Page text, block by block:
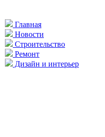
Главная
Новости
Строительство
Ремонт
Дизайн и интерьер